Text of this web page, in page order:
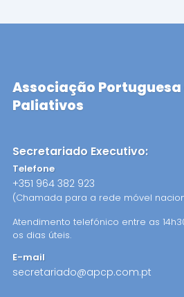
Associação
Paliativos
Secretariado Executivo:
Telefone
+351 964 382 923
(Chamada para a rede móvel
Atendimento telefónico entre as
os dias úteis.
E-mail
secretariado@apcp.com.pt